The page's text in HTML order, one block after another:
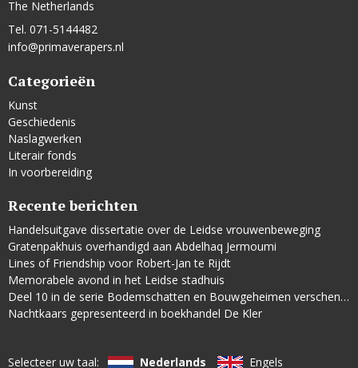
The Netherlands
Tel. 071-5144482
info@primaverapers.nl
Categorieën
Kunst
Geschiedenis
Naslagwerken
Literair fonds
In voorbereiding
Recente berichten
Handelsuitgave dissertatie over de Leidse vrouwenbeweging
Gratenpakhuis overhandigd aan Abdelhaq Jermoumi
Lines of Friendship voor Robert-Jan te Rijdt
Memorabele avond in het Leidse stadhuis
Deel 10 in de serie Bodemschatten en Bouwgeheimen verschenen
Nachtkaars gepresenteerd in boekhandel De Kler
Selecteer uw taal: Nederlands Engels